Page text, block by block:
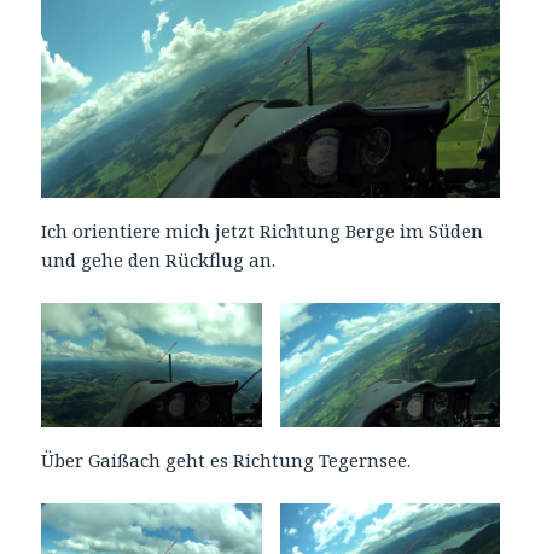
Ich orientiere mich jetzt Richtung Berge im Süden
und gehe den Rückflug an.
Über Gaißach geht es Richtung Tegernsee.